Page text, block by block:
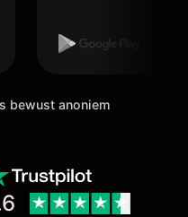
bewust anoniem